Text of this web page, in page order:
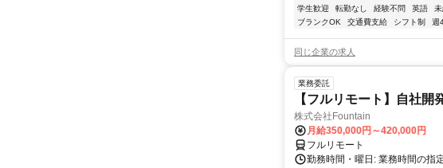
学生歓迎
転勤なし 経験不問 英語
ブランクOK
交通費支給 シフト制 週
同じ企業の求人
業務委託
【フルリモート】自社
株式会社Fountain
月給350,000円～420,000円
フルリモート
勤務時間・曜日: 業務時間の指